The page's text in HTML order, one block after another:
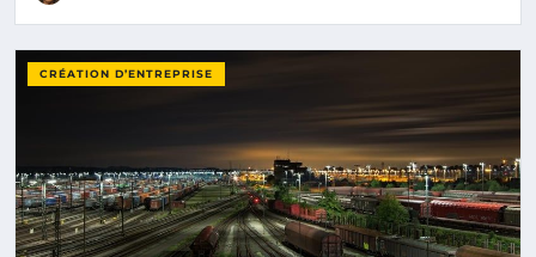
CRÉATION D’ENTREPRISE